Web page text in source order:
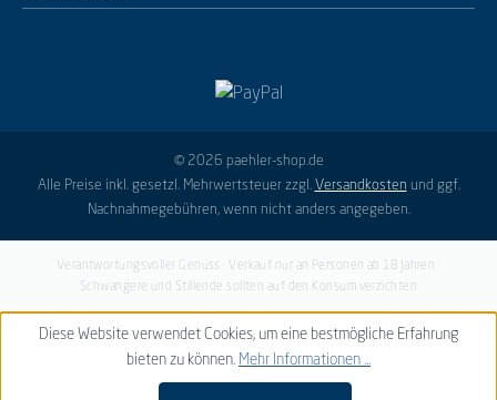
© 2026 paehler-shop.de
Alle Preise inkl. gesetzl. Mehrwertsteuer zzgl. Versandkosten und ggf.
Nachnahmegebühren, wenn nicht anders angegeben.
Verantwortungsvoller Genuss · Verkauf nur an Personen ab 18 Jahren ·
Schwangere und Stillende sollten auf den Konsum verzichten
Diese Website verwendet Cookies, um eine bestmögliche Erfahrung
bieten zu können. Mehr Informationen ...